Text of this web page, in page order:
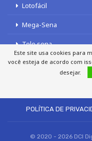
Lotofácil
Mega-Sena
Tele sena
POLÍTICA DE
© 2020 - 2026 DCI
Este site usa cookies para
você esteja de acordo com
desejar.